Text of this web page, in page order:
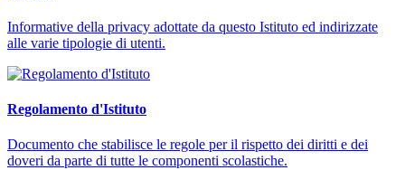
Informative della privacy adottate da questo Istituto ed indirizzate
alle varie tipologie di utenti.
Regolamento d'Istituto
Documento che stabilisce le regole per il rispetto dei diritti e dei
doveri da parte di tutte le componenti scolastiche.